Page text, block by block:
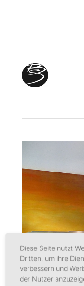
Diese Seite nutzt
Dritten, um ihre
verbessern und
der Nutzer